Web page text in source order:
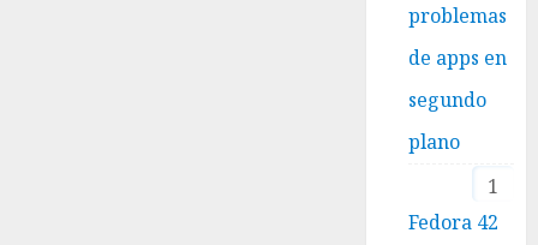
problemas
de apps en
segundo
plano
1
Fedora 42